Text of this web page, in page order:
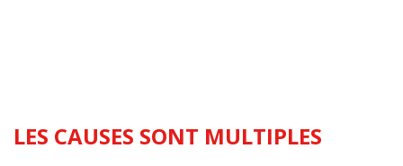
LES CAUSES SONT MULTIPLES